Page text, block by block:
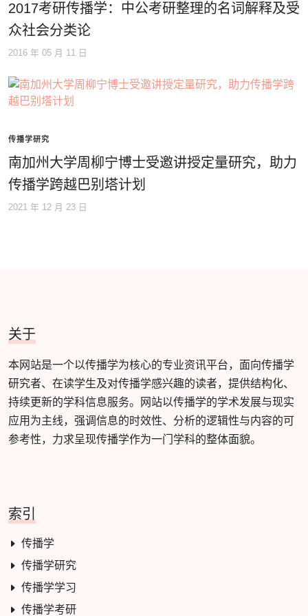
2017考研传播学：中公考研整理的名词解释及受
众社会分类论
2016 年 05 月 11 日
传播学研究
南加州大学周柳宁博士受邀讲授定量研究，助力
传播学跨越巴别塔计划
2021 年 12 月 23 日
关于
本网站是一个以传播学为核心的专业资讯平台，面向传播学
研究者、在读学生及对传播学感兴趣的读者，提供结构化、
持续更新的学科信息服务。网站以传播学的学术发展与现实
应用为主线，强调信息的时效性、分析的逻辑性与内容的可
参考性，力求呈现传播学作为一门学科的整体面貌。
索引
传播学
传播学研究
传播学学习
传播学考研